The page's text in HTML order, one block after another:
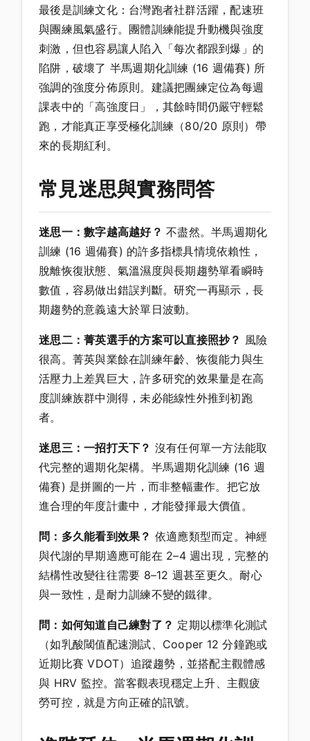
最後是訓練文化：台灣跑者社群活躍，配速班
與團練風氣盛行。團體訓練能提升動機與強度
刺激，但也容易讓人陷入「每次都跟到爆」的
陷阱，破壞了 半馬週期化訓練 (16 週備賽) 所
強調的強度分佈原則。建議把團練定位為每週
課表中的「高強度日」，其餘時間仍嚴守輕鬆
跑，才能真正享受極化訓練（80/20 原則）帶
來的長期紅利。
常見迷思與實務問答
迷思一：數字越高越好？ 不盡然。半馬週期化
訓練 (16 週備賽) 的許多指標具情境依賴性，
脫離恢復狀態、氣溫濕度與長期趨勢單看瞬時
數值，容易做出錯誤判斷。研究一再顯示，長
期趨勢的意義遠大於單日波動。
迷思二：菁英選手的方案可以直接照抄？ 風險
很高。菁英與業餘在訓練年齡、恢復能力與生
活壓力上差異巨大，許多研究的效果量是在高
度訓練族群中測得，未必能線性外推到初跑
者。
迷思三：一招打天下？ 沒有任何單一方法能取
代完整的週期化架構。半馬週期化訓練 (16 週
備賽) 是拼圖的一片，而非整幅畫作。把它放
進合理的年度計畫中，才能發揮最大價值。
問：多久能看到效果？ 依適應類型而定。神經
與代謝的早期適應可能在 2–4 週出現，完整的
結構性改變往往需要 8–12 週甚至更久。耐心
與一致性，是耐力訓練不變的鐵律。
問：如何知道自己練對了？ 定期以標準化測試
（如乳酸閾值配速測試、Cooper 12 分鐘跑或
近期比賽 VDOT）追蹤趨勢，並搭配主觀體感
與 HRV 監控。當客觀表現穩定上升、主觀疲
勞可控，就是方向正確的訊號。